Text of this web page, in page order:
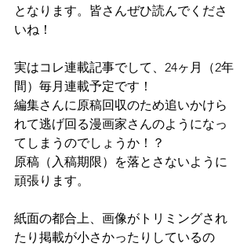
となります。皆さんぜひ読んでくださ
いね！
実はコレ連載記事でして、24ヶ月（2年
間）毎月連載予定です！
編集さんに原稿回収のため追いかけら
れて逃げ回る漫画家さんのようになっ
てしまうのでしょうか！？
原稿（入稿期限）を落とさないように
頑張ります。
紙面の都合上、画像がトリミングされ
たり掲載が小さかったりしているの